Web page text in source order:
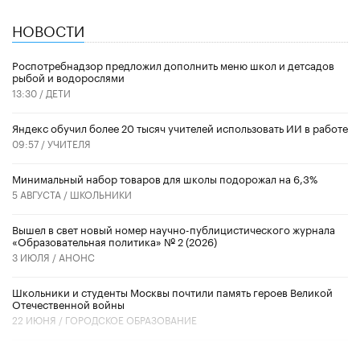
НОВОСТИ
Роспотребнадзор предложил дополнить меню школ и детсадов
рыбой и водорослями
13:30 / ДЕТИ
​Яндекс обучил более 20 тысяч учителей использовать ИИ в работе
09:57 /УЧИТЕЛЯ
Минимальный набор товаров для школы подорожал на 6,3%
5 АВГУСТА / ШКОЛЬНИКИ
Вышел в свет новый номер научно-публицистического журнала
«Образовательная политика» № 2 (2026)
3 ИЮЛЯ / АНОНС
Школьники и студенты Москвы почтили память героев Великой
Отечественной войны
22 ИЮНЯ / ГОРОДСКОЕ ОБРАЗОВАНИЕ